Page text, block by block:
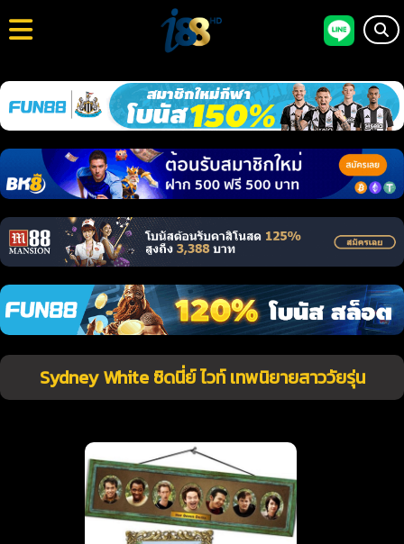
Sydney White ซิดนี่ย์ ไวท์ เทพนิยายสาววัยรุ่น